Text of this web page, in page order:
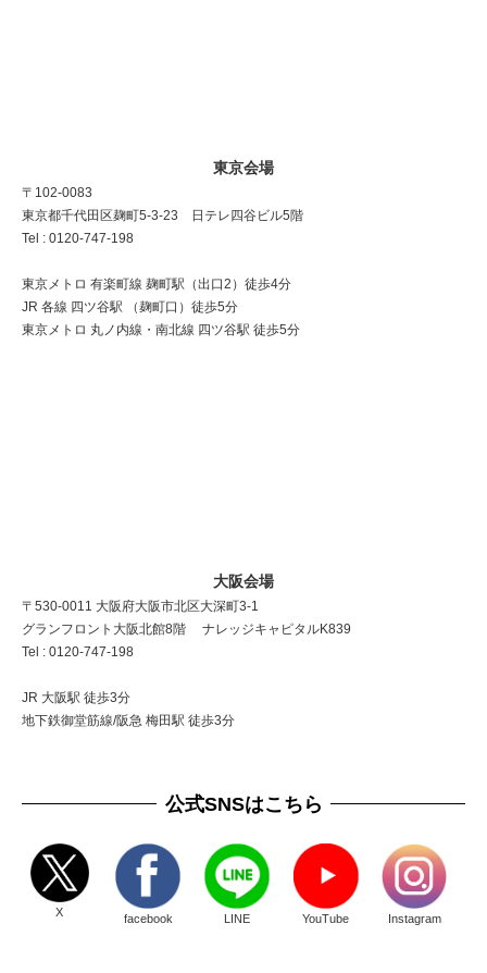
東京会場
〒102-0083
東京都千代田区麹町5-3-23 日テレ四谷ビル5階
Tel : 0120-747-198
東京メトロ 有楽町線 麹町駅（出口2）徒歩4分
JR 各線 四ツ谷駅 （麹町口）徒歩5分
東京メトロ 丸ノ内線・南北線 四ツ谷駅 徒歩5分
大阪会場
〒530-0011 大阪府大阪市北区大深町3-1
グランフロント大阪北館8階 ナレッジキャピタルK839
Tel : 0120-747-198
JR 大阪駅 徒歩3分
地下鉄御堂筋線/阪急 梅田駅 徒歩3分
公式SNSはこちら
X facebook LINE YouTube Instagram